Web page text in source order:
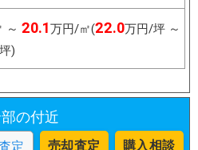
～ 20.1万円/㎡(22.0万円/坪 ～
)
の付近
定 売却査定 購入相談